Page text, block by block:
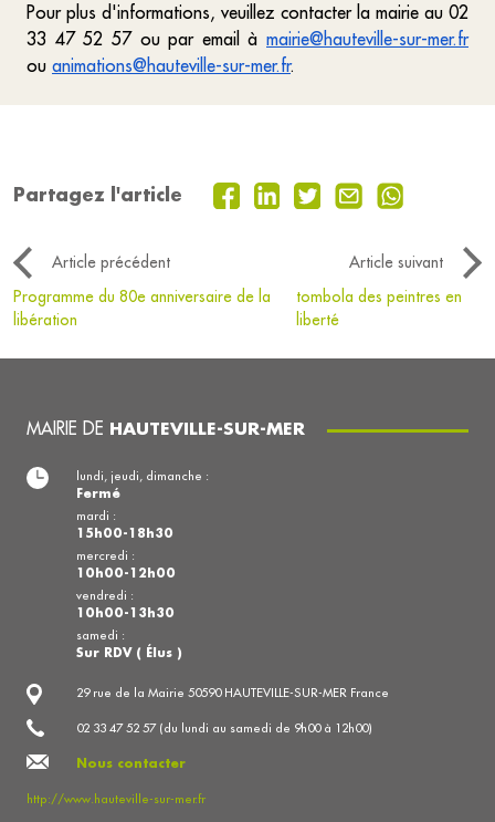
Pour plus d'informations, veuillez contacter la mairie au 02
33 47 52 57 ou par email à mairie@hauteville-sur-mer.fr
ou animations@hauteville-sur-mer.fr.
Partagez l'article
Article précédent
Article suivant
Programme du 80e anniversaire de la
libération
tombola des peintres en
liberté
MAIRIE DE HAUTEVILLE-SUR-MER
29 rue de la Mairie 50590 HAUTEVILLE-SUR-MER France
02 33 47 52 57 (du lundi au samedi de 9h00 à 12h00)
Nous contacter
http://www.hauteville-sur-mer.fr
lundi, jeudi, dimanche :
Fermé
mardi :
15h00-18h30
mercredi :
10h00-12h00
vendredi :
10h00-13h30
samedi :
Sur RDV ( Élus )